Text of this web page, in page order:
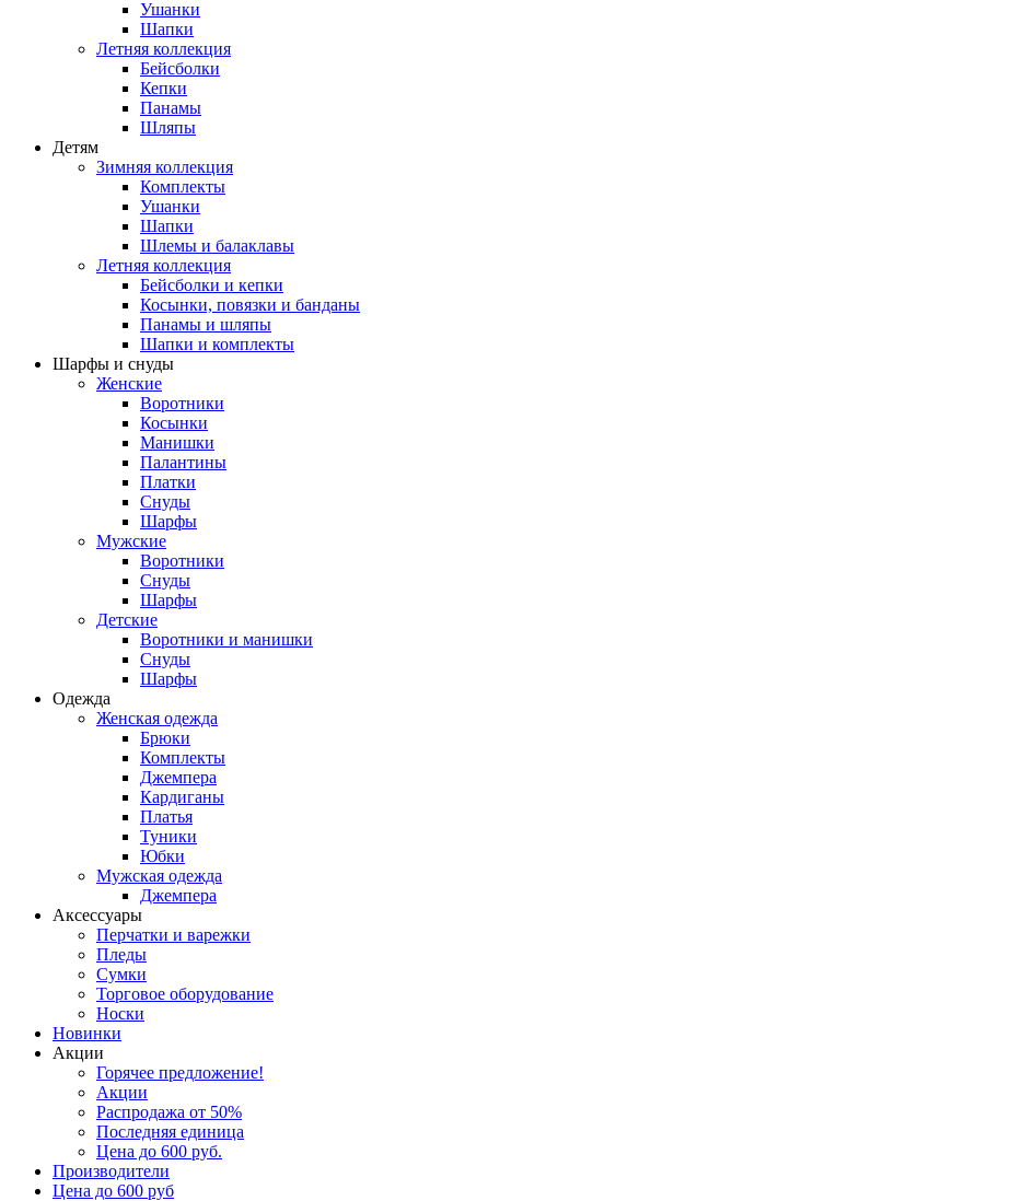
Ушанки
Шапки
Летняя коллекция
Бейсболки
Кепки
Панамы
Шляпы
Детям
Зимняя коллекция
Комплекты
Ушанки
Шапки
Шлемы и балаклавы
Летняя коллекция
Бейсболки и кепки
Косынки, повязки и банданы
Панамы и шляпы
Шапки и комплекты
Шарфы и снуды
Женские
Воротники
Косынки
Манишки
Палантины
Платки
Снуды
Шарфы
Мужские
Воротники
Снуды
Шарфы
Детские
Воротники и манишки
Снуды
Шарфы
Одежда
Женская одежда
Брюки
Комплекты
Джемпера
Кардиганы
Платья
Туники
Юбки
Мужская одежда
Джемпера
Аксессуары
Перчатки и варежки
Пледы
Сумки
Торговое оборудование
Носки
Новинки
Акции
Горячее предложение!
Акции
Распродажа от 50%
Последняя единица
Цена до 600 руб.
Производители
Цена до 600 руб